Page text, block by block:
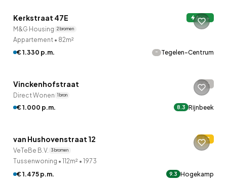
Kerkstraat 47E A+++
M&G Housing 2 bronnen
Appartement • 82m²
€ 1.330 p.m.
- Tegelen-Centrum
Betaald reageren
Vinckenhofstraat -
Direct Wonen 1 bron
€ 1.000 p.m. 8.3 Rijnbeek
QUICKLANE™
van Hushovenstraat 12 C
VeTeBe B.V. 3 bronnen
Tussenwoning • 112m² • 1973
€ 1.475 p.m.
9.3 Hogekamp
Betaald reageren